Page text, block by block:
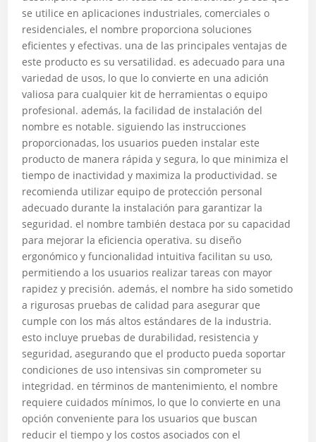
se utilice en aplicaciones industriales, comerciales o
residenciales, el nombre proporciona soluciones
eficientes y efectivas. una de las principales ventajas de
este producto es su versatilidad. es adecuado para una
variedad de usos, lo que lo convierte en una adición
valiosa para cualquier kit de herramientas o equipo
profesional. además, la facilidad de instalación del
nombre es notable. siguiendo las instrucciones
proporcionadas, los usuarios pueden instalar este
producto de manera rápida y segura, lo que minimiza el
tiempo de inactividad y maximiza la productividad. se
recomienda utilizar equipo de protección personal
adecuado durante la instalación para garantizar la
seguridad. el nombre también destaca por su capacidad
para mejorar la eficiencia operativa. su diseño
ergonómico y funcionalidad intuitiva facilitan su uso,
permitiendo a los usuarios realizar tareas con mayor
rapidez y precisión. además, el nombre ha sido sometido
a rigurosas pruebas de calidad para asegurar que
cumple con los más altos estándares de la industria.
esto incluye pruebas de durabilidad, resistencia y
seguridad, asegurando que el producto pueda soportar
condiciones de uso intensivas sin comprometer su
integridad. en términos de mantenimiento, el nombre
requiere cuidados mínimos, lo que lo convierte en una
opción conveniente para los usuarios que buscan
reducir el tiempo y los costos asociados con el